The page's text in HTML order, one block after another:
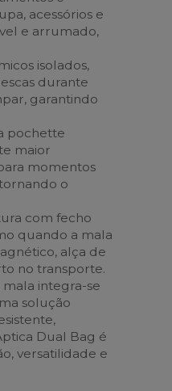
acessórios e
e arrumado,
isolados,
durante
garantindo
pochette
maior
momentos
o
com fecho
quando a mala
alça de
no transporte.
integra-se
solução
Dual Bag é
versatilidade e